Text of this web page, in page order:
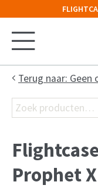
Home
Configurator
Kist
Flight Case
Terug naar:
Zoeken
naar:
Prophet